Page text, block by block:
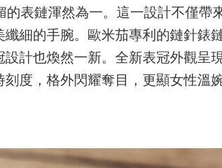
表鏈渾然為一。這一設計不僅帶
細的手腕。歐米茄專利的鏈針錶
計也煥然一新。全新表冠外觀呈
度，格外閃耀奪目，更顯女性溫